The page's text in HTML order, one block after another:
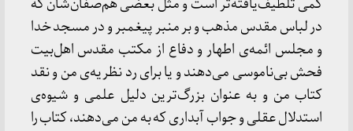
در لباس مقدس مذهب و بر منبر پیغمبر و در مسجد خدا
و مجلس ائمه‌ی اطهار و دفاع از مكتب مقدس اهل‌بیت
فحش بی‌ناموسی می‌دهند و یا برای رد نظریه‌ی من و نقد
كتاب من و به عنوان بزرگ‌ترین دلیل علمی و شیوه‌ی
استدلال عقلی و جواب آبداری كه به من می‌دهند، كتاب را